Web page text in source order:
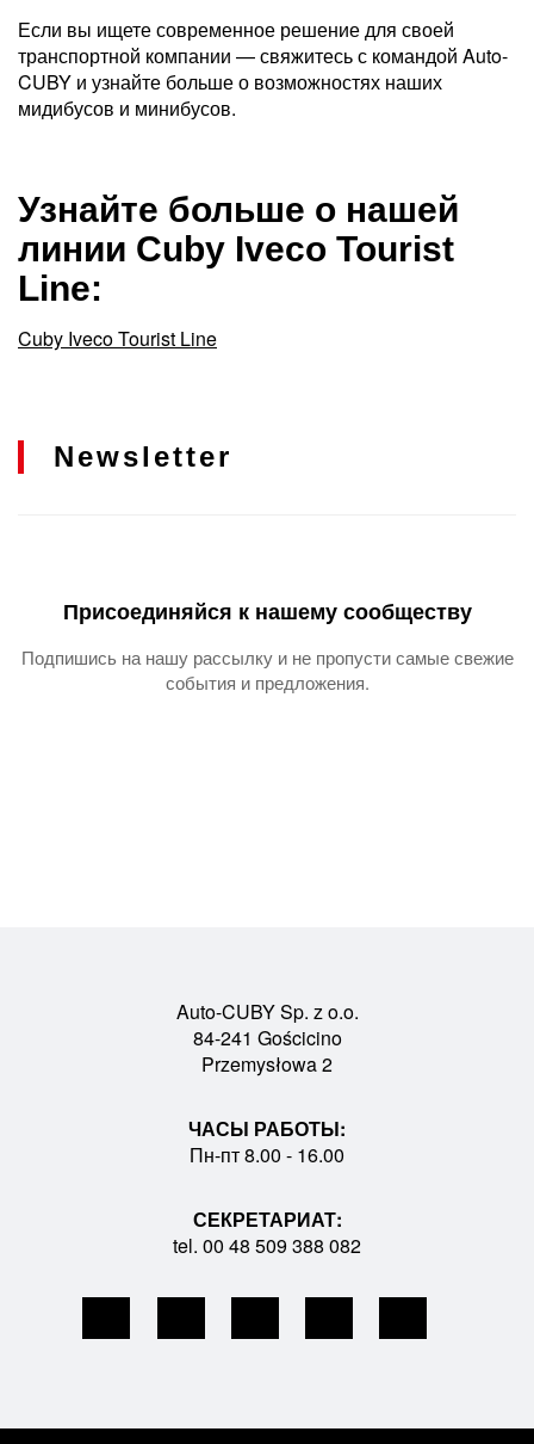
Если вы ищете современное решение для своей
транспортной компании — свяжитесь с командой Auto-
CUBY и узнайте больше о возможностях наших
мидибусов и минибусов.
Узнайте больше о нашей
линии Cuby Iveco Tourist
Line:
Cuby Iveco Tourist Line
Newsletter
Присоединяйся к нашему сообществу
Подпишись на нашу рассылку и не пропусти самые свежие
события и предложения.
Auto-CUBY Sp. z o.o.
84-241 Gościcino
Przemysłowa 2
ЧАСЫ РАБОТЫ:
Пн-пт 8.00 - 16.00
СЕКРЕТАРИАТ:
tel. 00 48 509 388 082